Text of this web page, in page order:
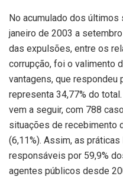
No acumulado dos
janeiro de 2003 a
das expulsões, entre os
corrupção, foi o valimento
vantagens, que respondeu
representa 34,77% do
vem a seguir, com 788
situações de recebimento
(6,11%). Assim, as
responsáveis por 59,9%
agentes públicos desde